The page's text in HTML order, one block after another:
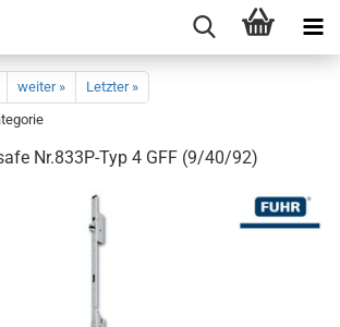
weiter »
Letzter »
Nr.833P-​Typ 4 GFF (9/40/92)